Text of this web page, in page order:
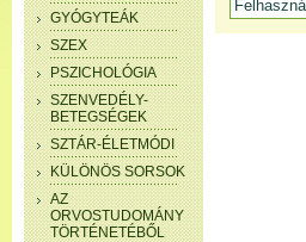
GYÓGYTEÁK
SZEX
PSZICHOLÓGIA
SZENVEDÉLY-
BETEGSÉGEK
SZTÁR-ÉLETMÓDI
KÜLÖNÖS SORSOK
AZ
ORVOSTUDOMÁNY
TÖRTÉNETÉBŐL